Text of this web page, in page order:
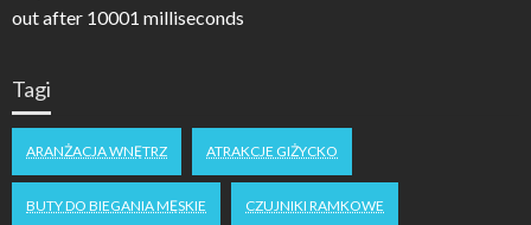
out after 10001 milliseconds
Tagi
ARANŻACJA WNĘTRZ ATRAKCJE GIŻYCKO
BUTY DO BIEGANIA MĘSKIE CZUJNIKI RAMKOWE